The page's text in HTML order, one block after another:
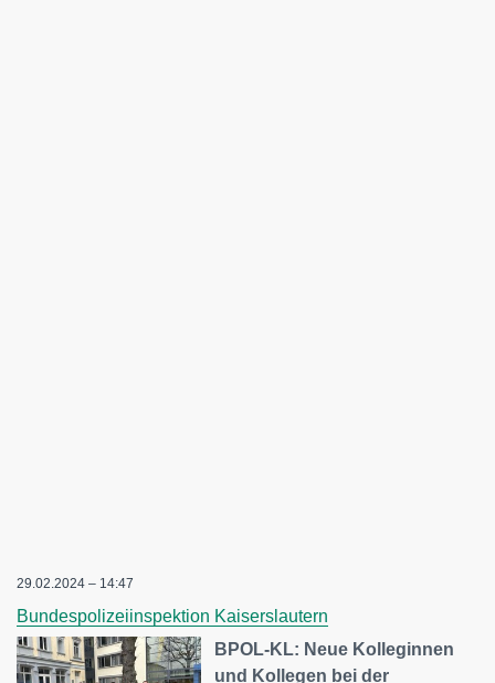
29.02.2024 – 14:47
Bundespolizeiinspektion Kaiserslautern
BPOL-KL: Neue Kolleginnen
und Kollegen bei der